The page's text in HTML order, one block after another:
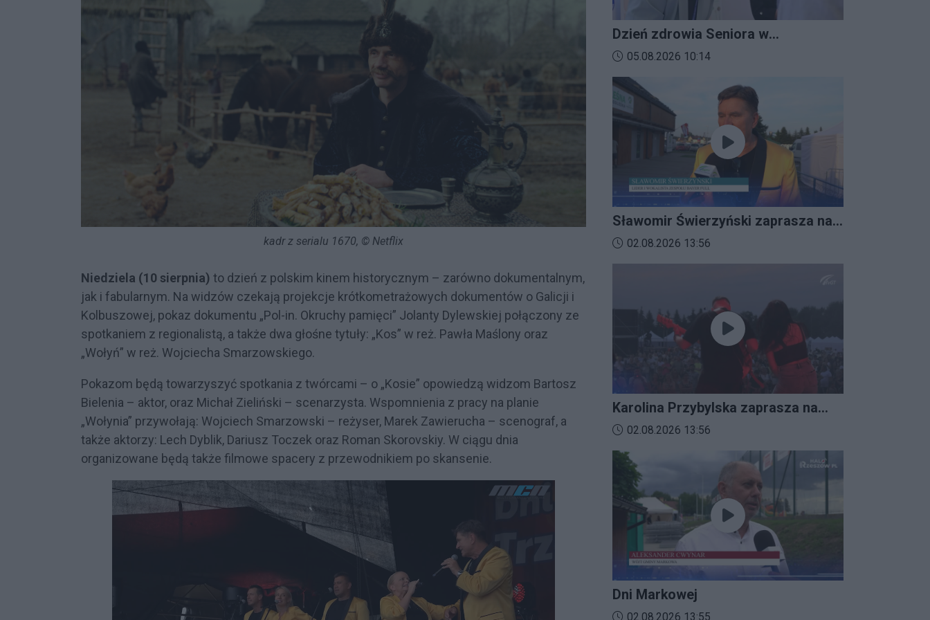
kadr z serialu 1670, © Netflix
Niedziela (10 sierpnia) to dzień z polskim kinem historycznym – zarówno dokumentalnym,
jak i fabularnym. Na widzów czekają projekcje krótkometrażowych dokumentów o Galicji i
Kolbuszowej, pokaz dokumentu „Pol-in. Okruchy pamięci” Jolanty Dylewskiej połączony ze
spotkaniem z regionalistą, a także dwa głośne tytuły: „Kos” w reż. Pawła Maślony oraz
„Wołyń” w reż. Wojciecha Smarzowskiego.
Pokazom będą towarzyszyć spotkania z twórcami – o „Kosie” opowiedzą widzom Bartosz
Bielenia – aktor, oraz Michał Zieliński – scenarzysta. Wspomnienia z pracy na planie
„Wołynia” przywołają: Wojciech Smarzowski – reżyser, Marek Zawierucha – scenograf, a
także aktorzy: Lech Dyblik, Dariusz Toczek oraz Roman Skorovskiy. W ciągu dnia
organizowane będą także filmowe spacery z przewodnikiem po skansenie.
Dzień zdrowia Seniora w
Bratkowicach
Data dodania materiału wideo:
05.08.2026 10:14
Sławomir Świerzyński zaprasza na
Imprezalia 2026
Data dodania materiału wideo:
02.08.2026 13:56
Karolina Przybylska zaprasza na
Imprezalia 2026
Data dodania materiału wideo:
02.08.2026 13:56
Dni Markowej
Data dodania materiału wideo:
02.08.2026 13:55